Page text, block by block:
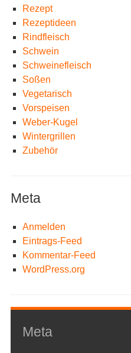
Rezept
Rezeptideen
Rindfleisch
Schwein
Schweinefleisch
Soßen
Vegetarisch
Vorspeisen
Weber-Kugel
Wintergrillen
Zubehör
Meta
Anmelden
Eintrags-Feed
Kommentar-Feed
WordPress.org
Meta